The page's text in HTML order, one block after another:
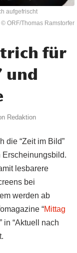
aufgefrischt
ORF/Thomas Ramstorfer
für
und
Redaktion
die “Zeit im Bild”
Erscheinungsbild.
lesbarere
bei
werden ab
“Mittag
in “Aktuell nach